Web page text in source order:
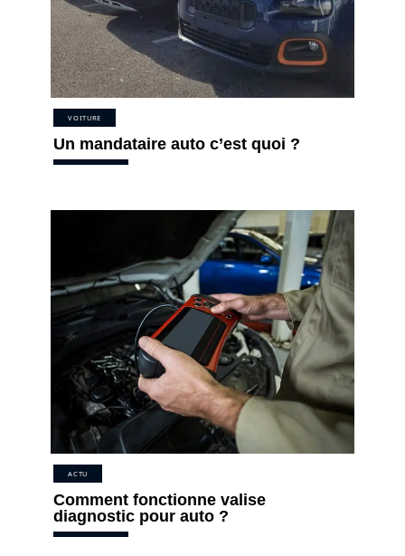
VOITURE
Un mandataire auto c’est quoi ?
ACTU
Comment fonctionne valise
diagnostic pour auto ?